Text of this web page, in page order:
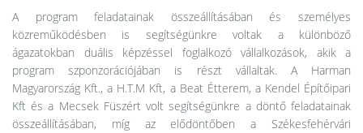
A program feladatainak összeállításában és személyes
közreműködésben is segítségünkre voltak a különböző
ágazatokban duális képzéssel foglalkozó vállalkozások, akik a
program szponzorációjában is részt vállaltak. A Harman
Magyarország Kft., a H.T.M Kft, a Beat Étterem, a Kendel Építőipari
Kft és a Mecsek Füszért volt segítségünkre a döntő feladatainak
összeállításában, míg az elődöntőben a Székesfehérvári